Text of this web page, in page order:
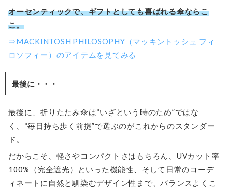
オーセンティックで、ギフトとしても喜ばれる傘ならこ
こ。
⇒MACKINTOSH PHILOSOPHY（マッキントッシュ フィ
ロソフィー）のアイテムを見てみる
最後に・・・
最後に、折りたたみ傘は“いざという時のため”ではな
く、“毎日持ち歩く前提”で選ぶのがこれからのスタンダー
ド。
だからこそ、軽さやコンパクトさはもちろん、UVカット率
100%（完全遮光）といった機能性、そして日常のコーデ
ィネートに自然と馴染むデザイン性まで、バランスよくこ